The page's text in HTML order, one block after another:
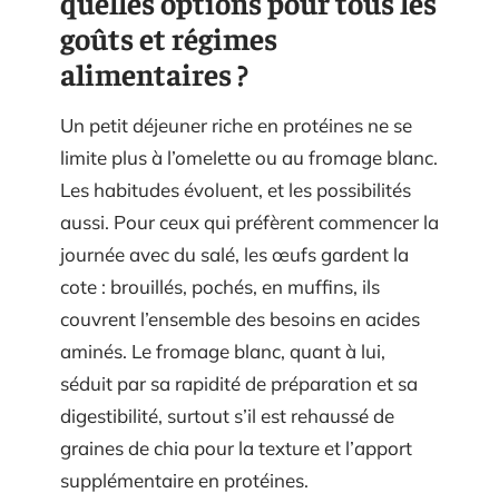
goûts et régimes
alimentaires ?
Un petit déjeuner riche en protéines ne se
limite plus à l’omelette ou au fromage blanc.
Les habitudes évoluent, et les possibilités
aussi. Pour ceux qui préfèrent commencer la
journée avec du salé, les œufs gardent la
cote : brouillés, pochés, en muffins, ils
couvrent l’ensemble des besoins en acides
aminés. Le fromage blanc, quant à lui,
séduit par sa rapidité de préparation et sa
digestibilité, surtout s’il est rehaussé de
graines de chia pour la texture et l’apport
supplémentaire en protéines.